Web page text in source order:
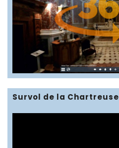
Survol de la Chartreuse